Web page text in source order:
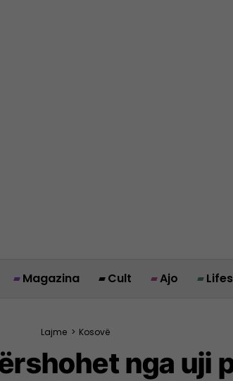
Magazina Cult Ajo
Lajme > Kosovë
nga uji